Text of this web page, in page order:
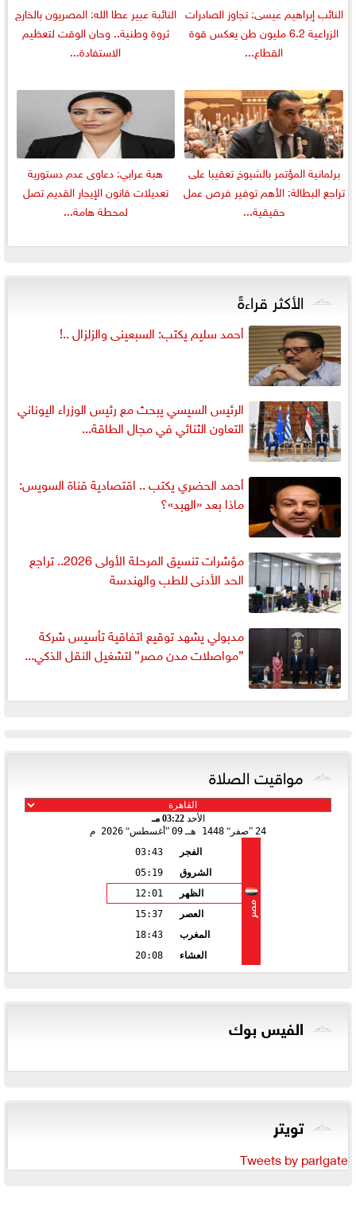
النائب إبراهيم عيسى: تجاوز الصادرات
الزراعية 6.2 مليون طن يعكس قوة
القطاع...
النائبة عبير عطا الله: المصريون بالخارج
ثروة وطنية.. وحان الوقت لتعظيم
الاستفادة...
برلمانية المؤتمر بالشيوخ تعقيبا على
تراجع البطالة: الأهم توفير فرص عمل
حقيقية...
هبة عرابي: دعاوى عدم دستورية
تعديلات قانون الإيجار القديم تصل
لمحطة هامة...
الأكثر قراءةً
أحمد سليم يكتب: السبعينى والزلزال ..!
الرئيس السيسي يبحث مع رئيس الوزراء اليوناني
التعاون الثنائي في مجال الطاقة...
أحمد الحضري يكتب .. اقتصادية قناة السويس:
ماذا بعد «الهبد»؟
مؤشرات تنسيق المرحلة الأولى 2026.. تراجع
الحد الأدنى للطب والهندسة
مدبولي يشهد توقيع اتفاقية تأسيس شركة
”مواصلات مدن مصر” لتشغيل النقل الذكي...
مواقيت الصلاة
الأحد03:22 مـ
24
صفر 1448 هـ 09 أغسطس 2026 م
مصر
الفجر
03:43
الشروق
05:19
الظهر
12:01
العصر
15:37
المغرب
18:43
العشاء
20:08
الفيس بوك
تويتر
Tweets by parlgate